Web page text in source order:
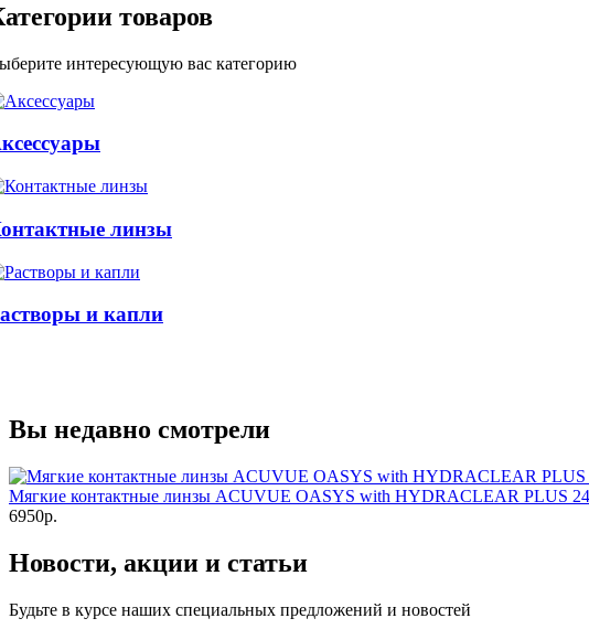
товаров
интересующую вас категорию
линзы
и капли
Вы недавно смотрели
Мягкие контактные линзы ACUVUE OASYS with HYDRACLEAR PLUS
6950р.
Новости, акции и статьи
Будьте в курсе наших специальных предложений и новостей